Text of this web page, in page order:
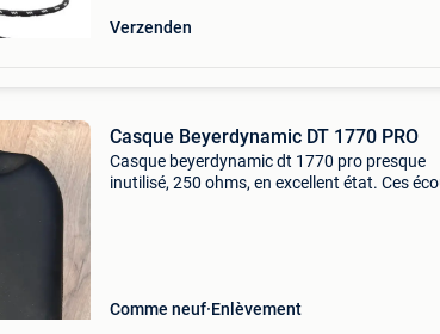
Verzenden
Casque Beyerdynamic DT 1770 PRO
Casque beyerdynamic dt 1770 pro presque
inutilisé, 250 ohms, en excellent état. Ces
Comme neuf Enlèvement